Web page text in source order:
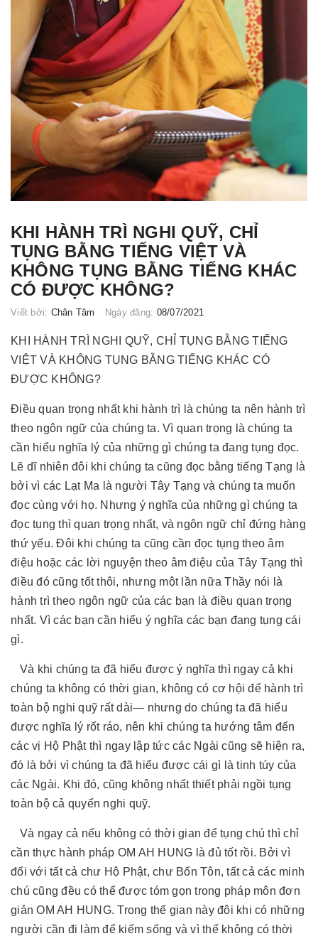
KHI HÀNH TRÌ NGHI QUỸ, CHỈ
TỤNG BẰNG TIẾNG VIỆT VÀ
KHÔNG TỤNG BẰNG TIẾNG KHÁC
CÓ ĐƯỢC KHÔNG?
Viết bởi: Chân Tâm Ngày đăng: 08/07/2021
KHI HÀNH TRÌ NGHI QUỸ, CHỈ TỤNG BẰNG TIẾNG
VIỆT VÀ KHÔNG TỤNG BẰNG TIẾNG KHÁC CÓ
ĐƯỢC KHÔNG?
Điều quan trọng nhất khi hành trì là chúng ta nên hành trì
theo ngôn ngữ của chúng ta. Vì quan trọng là chúng ta
cần hiểu nghĩa lý của những gì chúng ta đang tụng đọc.
Lẽ dĩ nhiên đôi khi chúng ta cũng đọc bằng tiếng Tạng là
bởi vì các Lạt Ma là người Tây Tạng và chúng ta muốn
đọc cùng với họ. Nhưng ý nghĩa của những gì chúng ta
đọc tụng thì quan trọng nhất, và ngôn ngữ chỉ đứng hàng
thứ yếu. Đôi khi chúng ta cũng cần đọc tụng theo âm
điệu hoặc các lời nguyện theo âm điệu của Tây Tạng thì
điều đó cũng tốt thôi, nhưng một lần nữa Thầy nói là
hành trì theo ngôn ngữ của các bạn là điều quan trọng
nhất. Vì các bạn cần hiểu ý nghĩa các bạn đang tụng cái
gì.
Và khi chúng ta đã hiểu được ý nghĩa thì ngay cả khi
chúng ta không có thời gian, không có cơ hội để hành trì
toàn bộ nghi quỹ rất dài— nhưng do chúng ta đã hiểu
được nghĩa lý rốt ráo, nên khi chúng ta hướng tâm đến
các vị Hộ Phật thì ngay lập tức các Ngài cũng sẽ hiện ra,
đó là bởi vì chúng ta đã hiểu được cái gì là tinh túy của
các Ngài. Khi đó, cũng không nhất thiết phải ngồi tụng
toàn bộ cả quyển nghi quỹ.
Và ngay cả nếu không có thời gian để tụng chú thì chỉ
cần thực hành pháp OM AH HUNG là đủ tốt rồi. Bởi vì
đối với tất cả chư Hộ Phật, chư Bổn Tôn, tất cả các minh
chú cũng đều có thể được tóm gọn trong pháp môn đơn
giản OM AH HUNG. Trong thế gian này đôi khi có những
người cần đi làm để kiếm sống và vì thế không có thời